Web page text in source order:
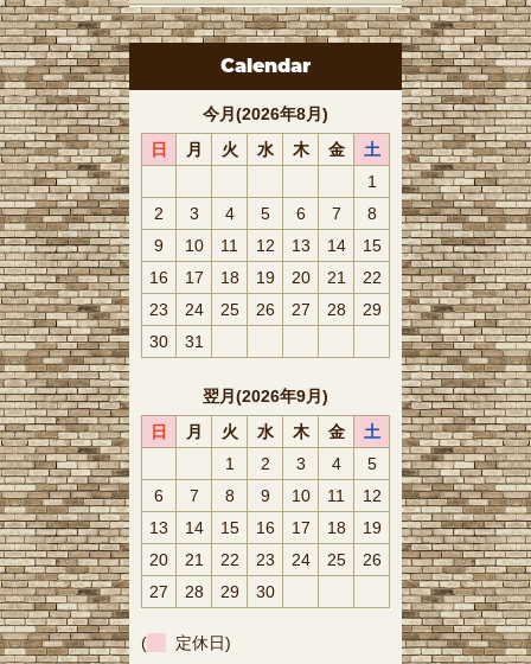
Calendar
今月(2026年8月)
日
月 火 水 木 金
土
1
2
3 4 5 6 7
8
9
10 11 12 13 14
15
16
17 18 19 20 21
22
23
24 25 26 27 28
29
30
31
翌月(2026年9月)
日
月 火 水 木 金
土
1
2 3 4
5
6
7 8 9 10 11
12
13
14 15 16 17 18
19
20
21 22 23 24 25
26
27
28 29 30
( 定休日)